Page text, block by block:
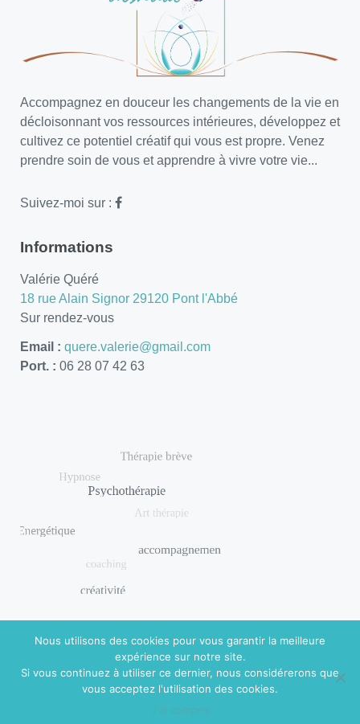
Accompagnez en douceur les changements de la vie en
décloisonnant vos ressources intérieures, développez et
cultivez ce potentiel créatif qui vous est propre. Venez
prendre soin de vous et apprendre à vivre votre vie...
Suivez-moi sur :
Informations
Valérie Quéré
18 rue Alain Signor 29120 Pont l'Abbé
Sur rendez-vous
Email : quere.valerie@gmail.com
Port. : 06 28 07 42 63
© 2018 DISHUAL. Réalisé parVirginie Guidal
Mentions
Nous utilisons des cookies pour vous garantir la meilleure
expérience sur notre site.
Si vous continuez à utiliser ce dernier, nous considérerons que
vous acceptez l'utilisation des cookies.